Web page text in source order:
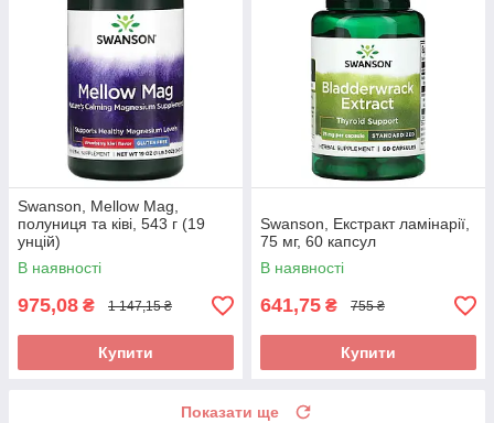
Swanson, Mellow Mag,
полуниця та ківі, 543 г (19
унцій)
В наявності
975,08 ₴ 1 147,15 ₴
Купити
Swanson, Екстракт ламінарії,
75 мг, 60 капсул
В наявності
641,75 ₴ 755 ₴
Купити
Показати ще